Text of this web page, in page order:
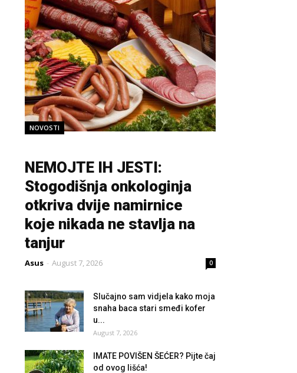
NOVOSTI
NEMOJTE IH JESTI:
Stogodišnja onkologinja
otkriva dvije namirnice
koje nikada ne stavlja na
tanjur
Asus - August 7, 2026 0
Slučajno sam vidjela kako moja
snaha baca stari smeđi kofer
u...
August 7, 2026
IMATE POVIŠEN ŠEĆER? Pijte čaj
od ovog lišća!